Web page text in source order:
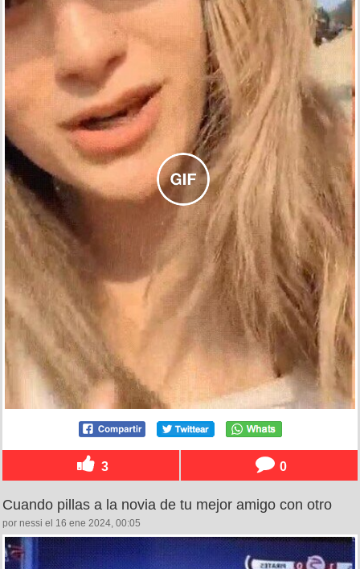
3 0
Cuando pillas a la novia de tu mejor amigo con otro
por nessi el 16 ene 2024, 00:05